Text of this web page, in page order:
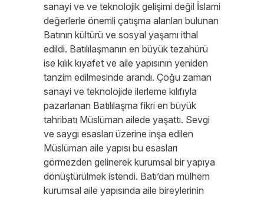
sanayi ve ve teknolojik gelişimi değil İslami
değerlerle önemli çatışma alanları bulunan
Batının kültürü ve sosyal yaşamı ithal
edildi. Batılılaşmanın en büyük tezahürü
ise kılık kıyafet ve aile yapısının yeniden
tanzim edilmesinde arandı. Çoğu zaman
sanayi ve teknolojide ilerleme kılıfıyla
pazarlanan Batılılaşma fikri en büyük
tahribatı Müslüman ailede yaşattı. Sevgi
ve saygı esasları üzerine inşa edilen
Müslüman aile yapısı bu esasları
görmezden gelinerek kurumsal bir yapıya
dönüştürülmek istendi. Batı’dan mülhem
kurumsal aile yapısında aile bireylerinin